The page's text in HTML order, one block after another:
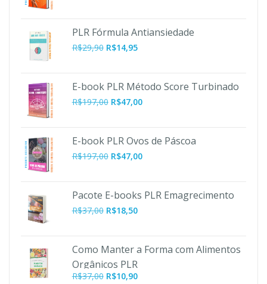
PLR Fórmula Antiansiedade
R$29,90 R$14,95
E-book PLR Método Score Turbinado
R$197,00 O
era:
R$197,00.
R$47,00O
é:
R$47,00.
E-book PLR Ovos de Páscoa
R$197,00 O
era:
R$197,00.
R$47,00O
é:
Pacote E-books PLR Emagrecimento
R$37,00 R$18,50
Como Manter a Forma com Alimentos
Orgânicos PLR
R$37,00 O
R$10,90O